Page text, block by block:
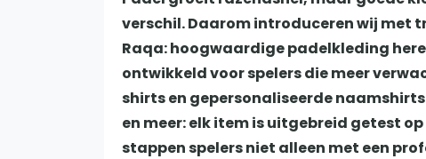
Overige categorien
Reserveringssystemen
Padelscholen
Toevoegen data
Laatste updates
verschil. Daarom introduceren wij met
Raqa: hoogwaardige padelkleding
ontwikkeld voor spelers die meer
shirts en gepersonaliseerde
en meer: elk item is uitgebreid getest
stappen spelers niet alleen met een